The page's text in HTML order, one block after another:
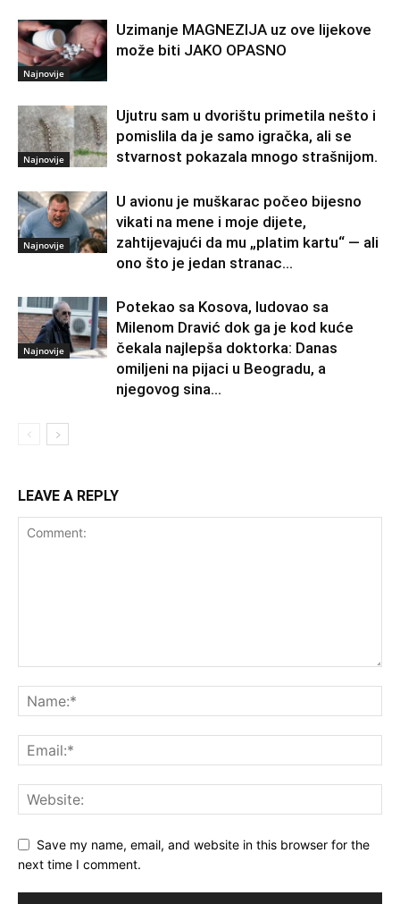
Najnovije
Uzimanje MAGNEZIJA uz ove lijekove
može biti JAKO OPASNO
Najnovije
Ujutru sam u dvorištu primetila nešto i
pomislila da je samo igračka, ali se
stvarnost pokazala mnogo strašnijom.
Najnovije
U avionu je muškarac počeo bijesno
vikati na mene i moje dijete,
zahtijevajući da mu „platim kartu“ — ali
ono što je jedan stranac...
Najnovije
Potekao sa Kosova, ludovao sa
Milenom Dravić dok ga je kod kuće
čekala najlepša doktorka: Danas
omiljeni na pijaci u Beogradu, a
njegovog sina...
LEAVE A REPLY
Save my name, email, and website in this browser for the
next time I comment.